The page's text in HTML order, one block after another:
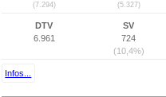
(7.294) (5.327)
DTV
6.961
SV
724
(10,4%)
Infos...